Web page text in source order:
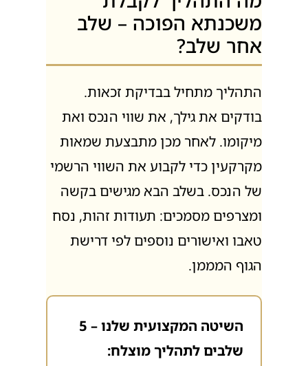
משכנתא הפוכה – שלב
אחר שלב?
התהליך מתחיל בבדיקת זכאות.
בודקים את גילך, את שווי הנכס ואת
מיקומו. לאחר מכן מתבצעת שמאות
מקרקעין כדי לקבוע את השווי הרשמי
של הנכס. בשלב הבא מגישים בקשה
ומצרפים מסמכים: תעודות זהות, נסח
טאבו ואישורים נוספים לפי דרישת
הגוף המממן.
השיטה המקצועית שלנו – 5
שלבים לתהליך מוצלח: